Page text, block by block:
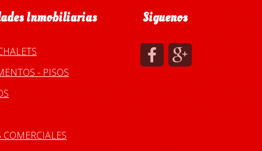
Inmobiliarias
- PISOS
COMERCIALES
Siguenos